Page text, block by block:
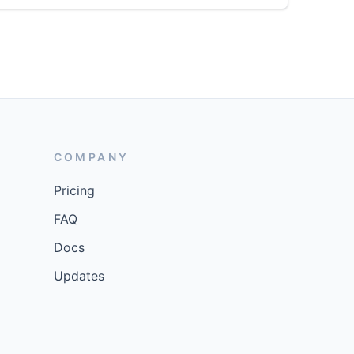
COMPANY
Pricing
FAQ
Docs
Updates